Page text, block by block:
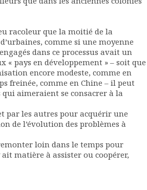
racoleur que la moitié de la
comme si une moyenne
dans ce processus avait un
« pays en développement » – soit que
encore modeste, comme en
freinée, comme en Chine – il peut
aimeraient se consacrer à la
par les autres pour acquérir une
de l’évolution des problèmes à
loin dans le temps pour
matière à assister ou coopérer,